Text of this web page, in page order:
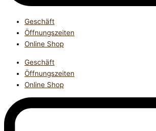
Geschäft
Öffnungszeiten
Online Shop
Geschäft
Öffnungszeiten
Online Shop